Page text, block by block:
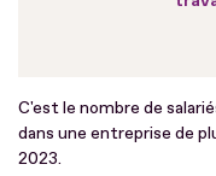
C'est le nombre de
dans une entreprise de
2023.